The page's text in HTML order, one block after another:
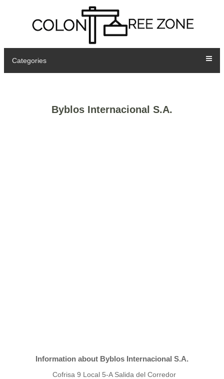
Categories
Byblos Internacional S.A.
Information about Byblos Internacional S.A.
Cofrisa 9 Local 5-A Salida del Corredor